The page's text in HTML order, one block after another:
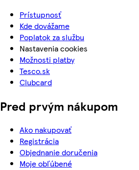
Prístupnosť
Kde dovážame
Poplatok za službu
Nastavenia cookies
Možnosti platby
Tesco.sk
Clubcard
Pred prvým nákupom
Ako nakupovať
Registrácia
Objednanie doručenia
Moje obľúbené